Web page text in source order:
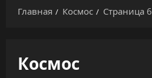
Главная Космос Страница 6
Космос